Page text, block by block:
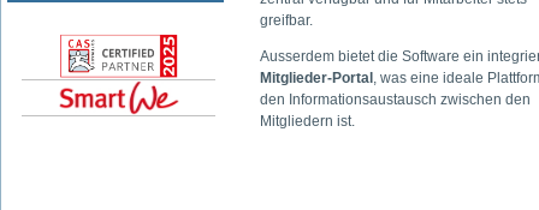
greifbar.
Ausserdem bietet die Software ein
Mitglieder-Portal , was eine ideale
den Informationsaustausch zwischen den
Mitgliedern ist.